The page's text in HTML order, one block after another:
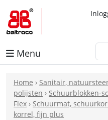
Menu
Home › Sanitair,
polijsten › Schuurblokken-
Flex › Schuurmat,
korrel, fijn plus